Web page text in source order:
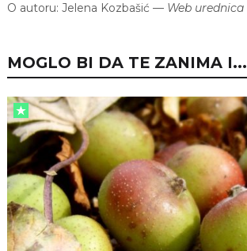
O autoru: Jelena Kozbašić — Web urednica
MOGLO BI DA TE ZANIMA I...